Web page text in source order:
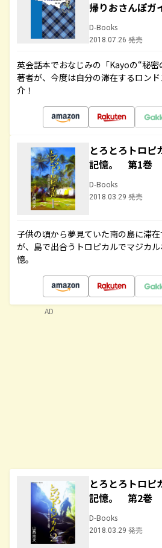
帰りおさんぽガ
D-Books
2018.07.26 発売
英会話本でおなじみの「Kayoの“秘密
著者が、今度は自分の滞在するロン
介！
とろとろトロ
記憶。 第1巻
D-Books
2018.03.29 発売
子供の頃から夢見ていた南の島に滞
が、島で出合うトロピカルでマジカ
憶。
とろとろトロ
記憶。 第2巻
D-Books
2018.03.29 発売
AD